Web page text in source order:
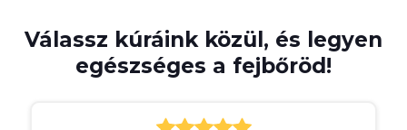
Válassz kúráink közül, és legyen
egészséges a fejbőröd!